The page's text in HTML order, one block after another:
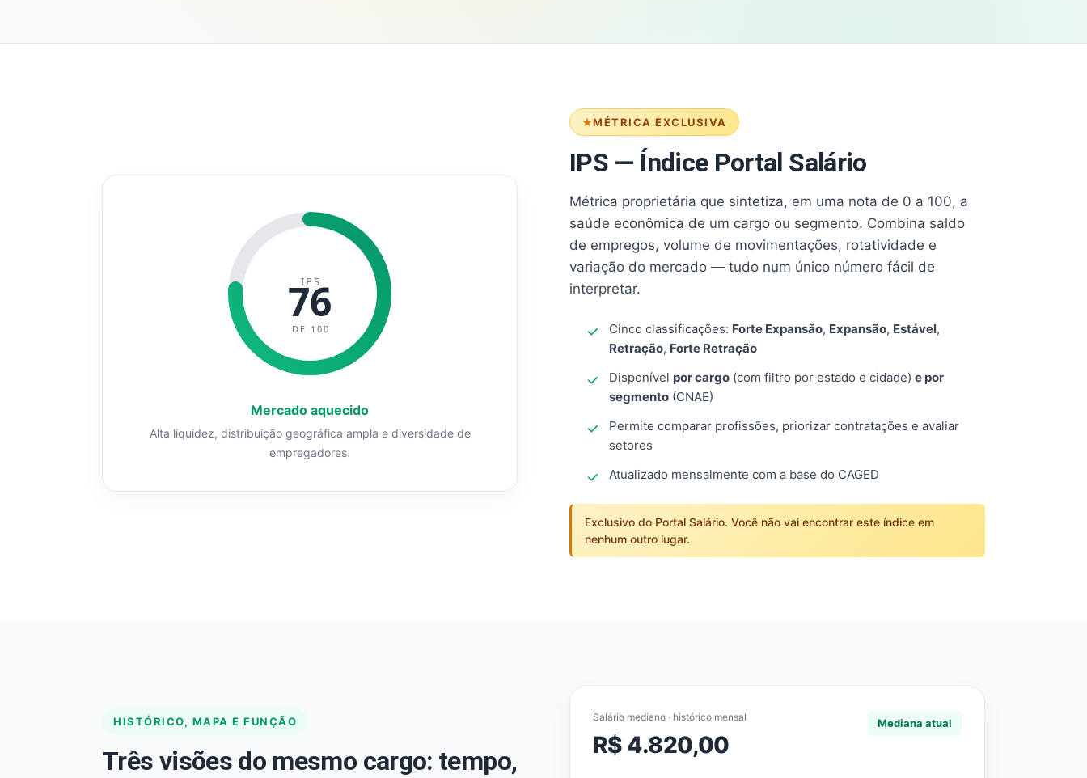
MÉTRICA EXCLUSIVA
IPS — Índice Portal Salário
Métrica proprietária que sintetiza, em uma nota de 0 a 100, a
saúde econômica de um cargo ou segmento. Combina saldo
de empregos, volume de movimentações, rotatividade e
variação do mercado — tudo num único número fácil de
interpretar.
Cinco classificações: Forte Expansão, Expansão, Estável,
Retração, Forte Retração
Disponível por cargo (com filtro por estado e cidade) e por
segmento (CNAE)
Permite comparar profissões, priorizar contratações e avaliar
setores
Atualizado mensalmente com a base do CAGED
Exclusivo do Portal Salário. Você não vai encontrar este índice em
nenhum outro lugar.
IPS
76
DE 100
Mercado aquecido
Alta liquidez, distribuição geográfica ampla e diversidade de
empregadores.
HISTÓRICO, MAPA E FUNÇÃO
Três visões do mesmo cargo: tempo,
Salário mediano · histórico mensal
R$ 4.820,00
Mediana atual